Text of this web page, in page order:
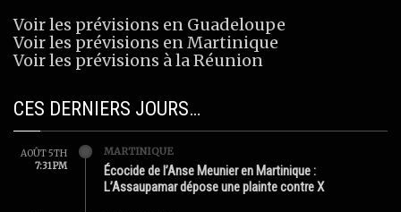
Voir les prévisions en Guadeloupe
Voir les prévisions en Martinique
Voir les prévisions à la Réunion
CES DERNIERS JOURS…
AOÛT 5TH
7:31 PM
MARTINIQUE
Écocide de l’Anse Meunier en Martinique :
L’Assaupamar dépose une plainte contre X